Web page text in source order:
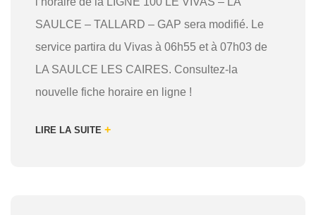
SAULCE – TALLARD – GAP sera modifié. Le
service partira du Vivas à 06h55 et à 07h03 de
LA SAULCE LES CAIRES. Consultez-la
nouvelle fiche horaire en ligne !
LIRE LA SUITE +